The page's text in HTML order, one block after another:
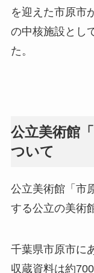
を迎えた市原市
の中核施設とし
た。
公立美術館
ついて
公立美術館「市
する公立の美術
千葉県市原市に
収蔵資料は約